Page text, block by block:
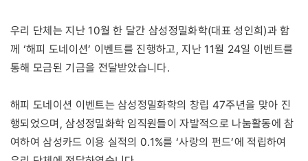
우리 단체는 지난 10월 한 달간 삼성정밀화학(대표 성인희)과 함
께 ‘해피 도네이션’ 이벤트를 진행하고, 지난 11월 24일 이벤트를
통해 모금된 기금을 전달받았습니다.
해피 도네이션 이벤트는 삼성정밀화학의 창립 47주년을 맞아 진
행되었으며, 삼성정밀화학 임직원들이 자발적으로 나눔활동에 참
여하여 삼성카드 이용 실적의 0.1%를 ‘사랑의 펀드’에 적립하여